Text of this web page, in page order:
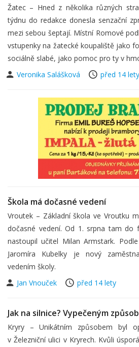
Žatec – Hned z několika různých
týdnu do redakce donesla senzační
mezi sebou šeptají. Místní Romové
vstupenky na žatecké koupaliště jako
sociálně slabé, jako pomoc pro ty v
Veronika Salášková
před 14 lety
Škola má dočasné vedení
Vroutek – Základní škola ve Vroutku
dočasné vedení. Od 1. srpna tam do
nastoupil učitel Milan Armstark.
Jaromíra Kubelky je nový
vedením školy.
Jan Vnouček
před 14 lety
Jak na silnice? Vypečeným
Kryry – Unikátním způsobem byl
v Železniční ulici v Kryrech. Kvůli